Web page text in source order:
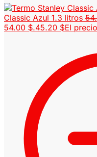
Classic Azul 1.3 litros
54.00 $.45.20 $El